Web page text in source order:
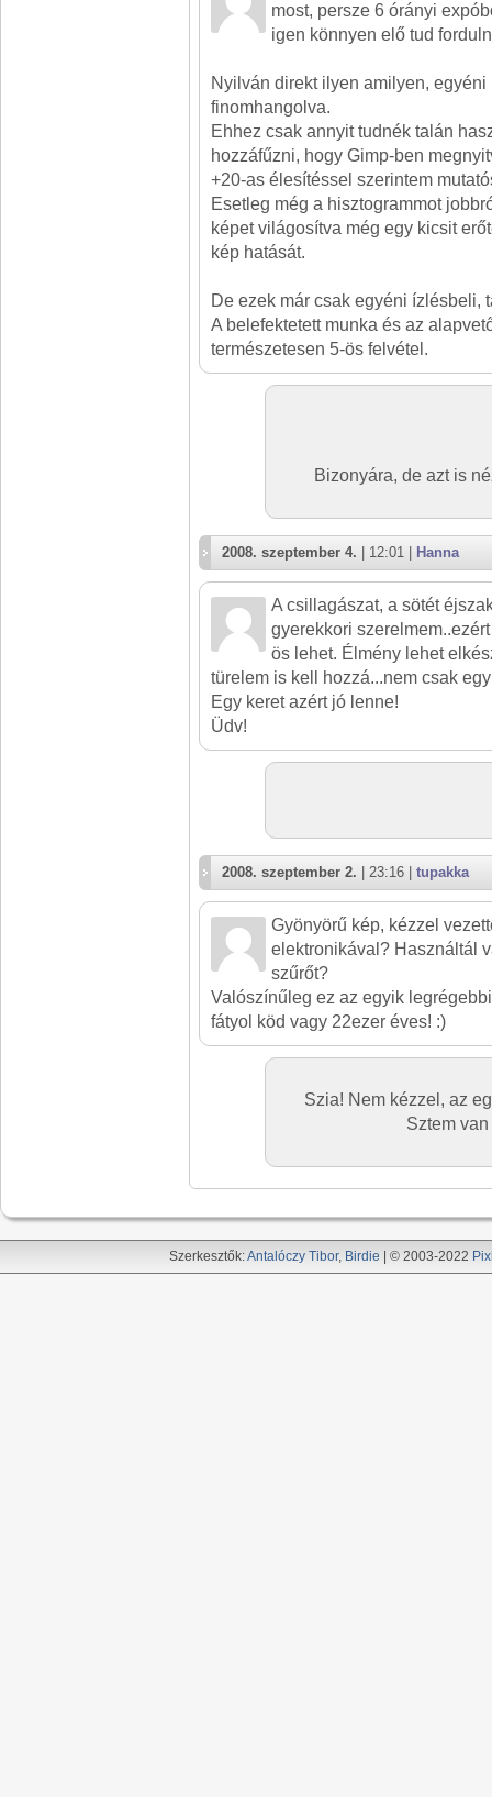
most, persze 6 órányi
igen könnyen elő tud
Nyilván direkt ilyen amilyen,
finomhangolva.
Ehhez csak annyit tudnék talán
hozzáfűzni, hogy Gimp-ben
+20-as élesítéssel szerintem
Esetleg még a hisztogrammot
képet világosítva még egy kicsit
kép hatását.
De ezek már csak egyéni ízlésbeli,
A belefektetett munka és az
természetesen 5-ös felvétel.
Bizonyára, de azt is
2008. szeptember 4. | 12:01 | Hanna
A csillagászat, a sötét
gyerekkori
ös lehet. Élmény lehet
türelem is kell hozzá...nem csak
Egy keret azért jó lenne!
Üdv!
2008. szeptember 2. | 23:16 | tupakka
Gyönyörű kép, kézzel
elektronikával? Használtál
szűrőt?
Valószínűleg ez az egyik
fátyol köd vagy 22ezer éves! :)
Szia! Nem kézzel, az
Sztem
Szerkesztők:Antalóczy Tibor, Birdie | © 2003-2022